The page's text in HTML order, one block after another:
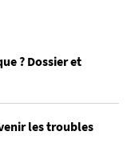
? Dossier et
les troubles